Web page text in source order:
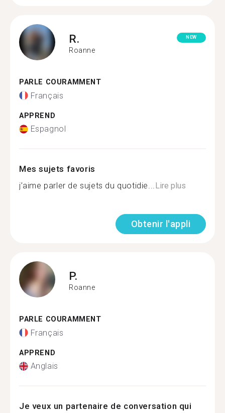
R.
Roanne
NEW
PARLE COURAMMENT
Français
APPREND
Espagnol
Mes sujets favoris
j’aime parler de sujets du quotidie...Lire plus
Obtenir l'appli
P.
Roanne
PARLE COURAMMENT
Français
APPREND
Anglais
Je veux un partenaire de conversation qui